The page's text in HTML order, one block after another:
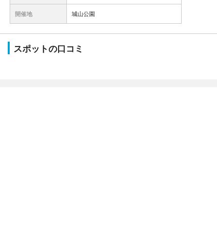
開催地 城山公園
スポットの口コミ